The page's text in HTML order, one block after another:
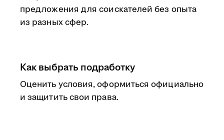
предложения для соискателей без опыта
из разных сфер.
Как выбрать подработку
Оценить условия, оформиться официально
и защитить свои права.